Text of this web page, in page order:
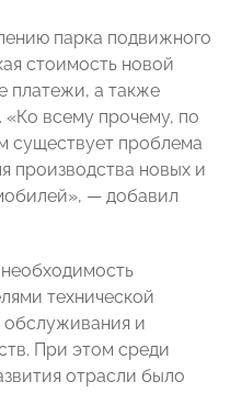
парка подвижного
стоимость новой
платежи, а также
«Ко всему прочему, по
существует проблема
производства новых и
— добавил
технической
и
При этом среди
отрасли было